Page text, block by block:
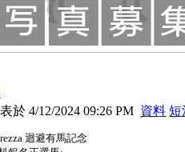
於 4/12/2024 09:26 PM 資料 短
迴避有馬記念